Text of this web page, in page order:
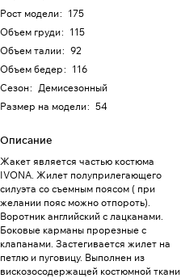
Рост модели: 175
Объем груди: 115
Объем талии: 92
Объем бедер: 116
Сезон: Демисезонный
Размер на модели: 54
Описание
Жакет является частью костюма
IVONA. Жилет полуприлегающего
силуэта со съемным поясом ( при
желании пояс можно отпороть).
Воротник английский с лацканами.
Боковые карманы прорезные с
клапанами. Застегивается жилет на
петлю и пуговицу. Выполнен из
вискозосодержащей костюмной ткани